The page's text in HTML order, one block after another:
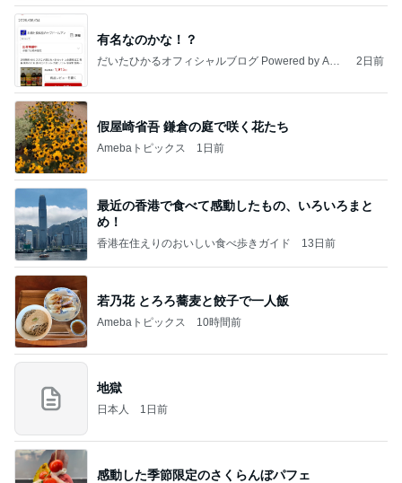
有名なのかな！？
だいたひかるオフィシャルブログ Powered by Ame
2日前
假屋崎省吾 鎌倉の庭で咲く花たち
Amebaトピックス 1日前
最近の香港で食べて感動したもの、いろいろまと
め！
香港在住えりのおいしい食べ歩きガイド 13日前
若乃花 とろろ蕎麦と餃子で一人飯
Amebaトピックス 10時間前
地獄
日本人 1日前
感動した季節限定のさくらんぼパフェ